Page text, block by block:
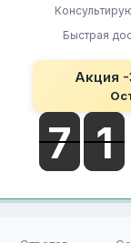
Быстрая
Акция